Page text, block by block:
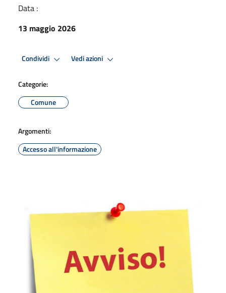
Data :
13 maggio 2026
Condividi Vedi azioni
Categorie:
Comune
Argomenti:
Accesso all'informazione